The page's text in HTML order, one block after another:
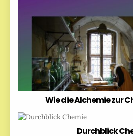
Wie die Alchemie zur
Durchblick